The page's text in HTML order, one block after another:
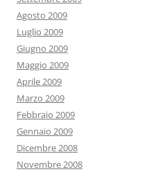
Agosto 2009
Luglio 2009
Giugno 2009
Maggio 2009
Aprile 2009
Marzo 2009
Febbraio 2009
Gennaio 2009
Dicembre 2008
Novembre 2008